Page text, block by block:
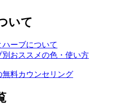
いて
ハーブについて
別おススメの色・使い方
無料カウンセリング